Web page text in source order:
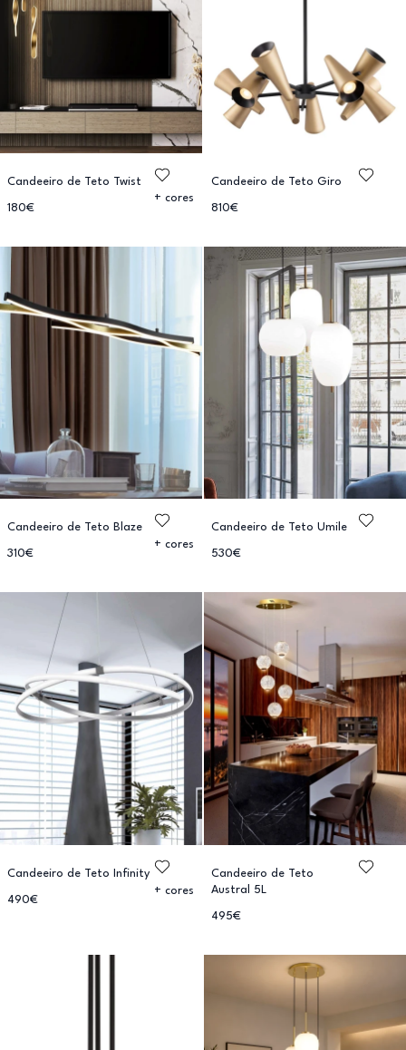
Candeeiro de Teto Twist
180€
+ cores
Candeeiro de Teto Giro
810€
Candeeiro de Teto Blaze
310€
+ cores
Candeeiro de Teto Umile
530€
Candeeiro de Teto Infinity
490€
+ cores
Candeeiro de Teto
Austral 5L
495€